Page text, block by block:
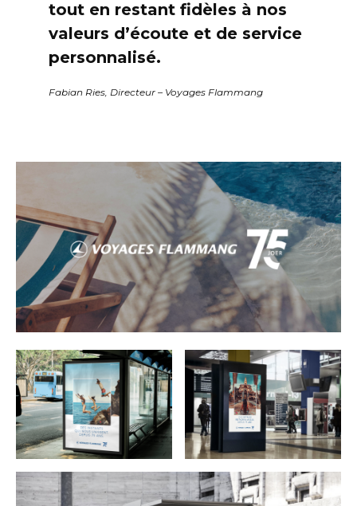
tout en restant fidèles à nos
valeurs d’écoute et de service
personnalisé.
Fabian Ries, Directeur – Voyages Flammang